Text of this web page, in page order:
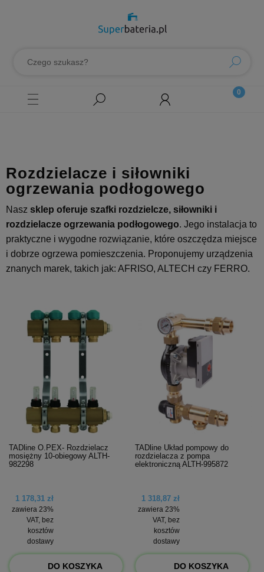
Rozdzielacze i siłowniki
ogrzewania podłogowego
Nasz sklep oferuje szafki rozdzielcze, siłowniki i
rozdzielacze ogrzewania podłogowego. Jego instalacja to
praktyczne i wygodne rozwiązanie, które oszczędza miejsce
i dobrze ogrzewa pomieszczenia. Proponujemy urządzenia
znanych marek, takich jak: AFRISO, ALTECH czy FERRO.
TADline O.PEX- Rozdzielacz
mosiężny 10-obiegowy ALTH-
982298
1 178,31 zł
zawiera 23%
VAT, bez
kosztów
dostawy
DO KOSZYKA
TADline Układ pompowy do
rozdzielacza z pompa
elektroniczną ALTH-995872
1 318,87 zł
zawiera 23%
VAT, bez
kosztów
dostawy
DO KOSZYKA